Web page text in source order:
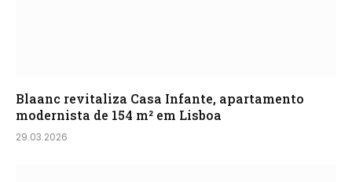
Blaanc revitaliza Casa Infante, apartamento
modernista de 154 m² em Lisboa
29.03.2026